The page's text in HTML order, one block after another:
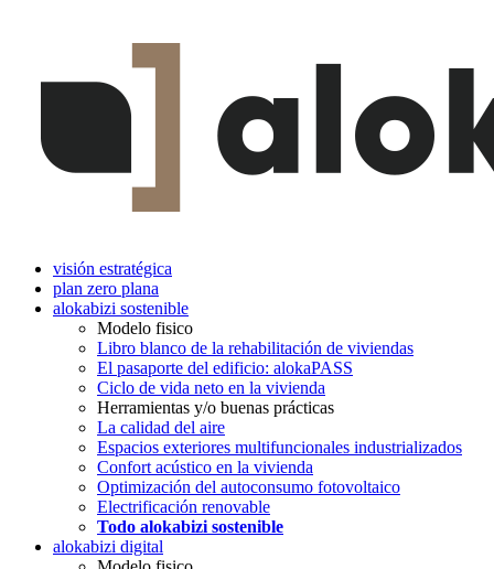
visión estratégica
plan zero plana
alokabizi sostenible
Modelo fisico
Libro blanco de la rehabilitación de viviendas
El pasaporte del edificio: alokaPASS
Ciclo de vida neto en la vivienda
Herramientas y/o buenas prácticas
La calidad del aire
Espacios exteriores multifuncionales industrializados
Confort acústico en la vivienda
Optimización del autoconsumo fotovoltaico
Electrificación renovable
Todo alokabizi sostenible
alokabizi digital